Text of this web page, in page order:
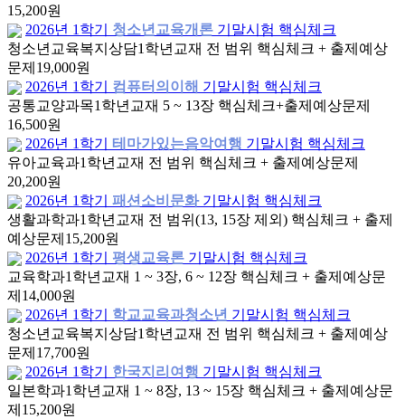
15,200원
2026년 1학기
청소년교육개론 기말시험 핵심체크
청소년교육복지상담1학년 교재 전 범위 핵심체크 + 출제예상
문제 19,000원
2026년 1학기
컴퓨터의이해 기말시험 핵심체크
공통교양과목1학년 교재 5 ~ 13장 핵심체크+출제예상문제
16,500원
2026년 1학기
테마가있는음악여행 기말시험 핵심체크
유아교육과1학년 교재 전 범위 핵심체크 + 출제예상문제
20,200원
2026년 1학기
패션소비문화 기말시험 핵심체크
생활과학과1학년 교재 전 범위(13, 15장 제외) 핵심체크 + 출제
예상문제 15,200원
2026년 1학기
평생교육론 기말시험 핵심체크
교육학과1학년 교재 1 ~ 3장, 6 ~ 12장 핵심체크 + 출제예상문
제 14,000원
2026년 1학기
학교교육과청소년 기말시험 핵심체크
청소년교육복지상담1학년 교재 전 범위 핵심체크 + 출제예상
문제 17,700원
2026년 1학기
한국지리여행 기말시험 핵심체크
일본학과1학년 교재 1 ~ 8장, 13 ~ 15장 핵심체크 + 출제예상문
제 15,200원